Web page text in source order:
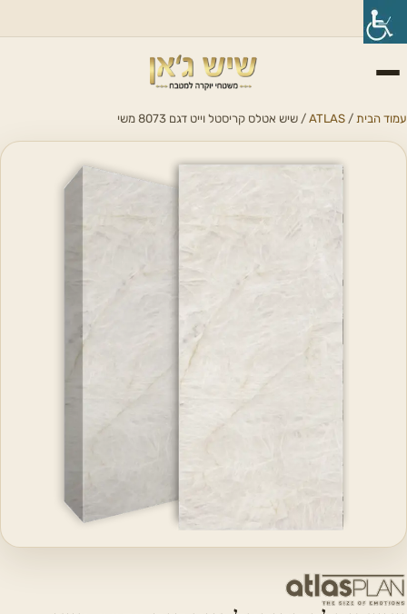
עמוד הבית /
ATLAS / שיש אטלס קריסטל וייט דגם 8073 משי